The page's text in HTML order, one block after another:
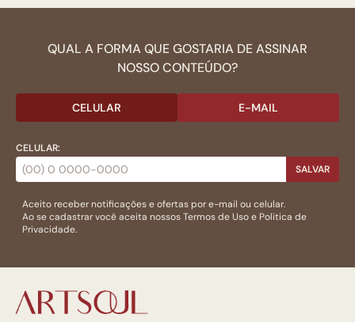
QUAL A FORMA QUE GOSTARIA DE ASSINAR
NOSSO CONTEÚDO?
CELULAR E-MAIL
CELULAR:
SALVAR
Aceito receber notificações e ofertas por e-mail ou celular.
Ao se cadastrar você aceita nossosTermos de Usoe Politica de
Privacidade.